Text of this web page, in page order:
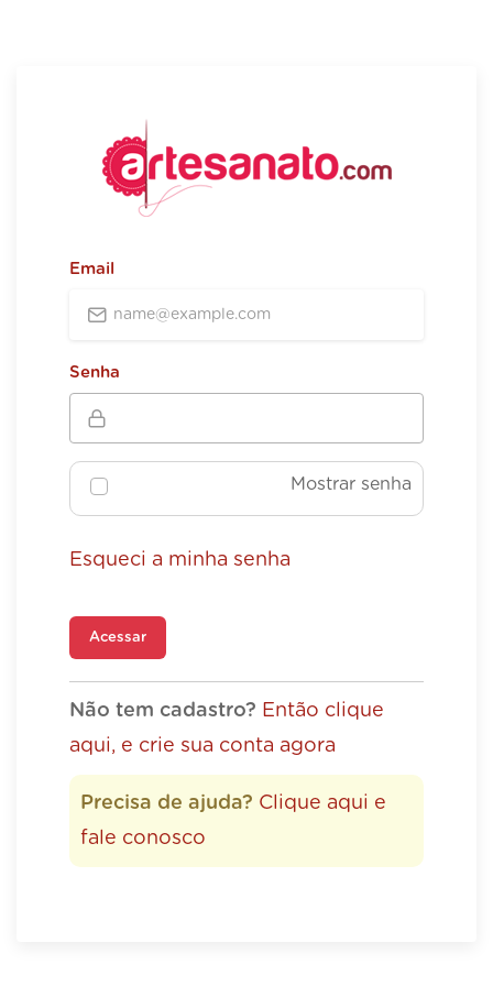
Email
Senha
Mostrar senha
Esqueci a minha senha
Acessar
Não tem cadastro? Então clique
aqui, e crie sua conta agora
Precisa de ajuda? Clique aqui e
fale conosco